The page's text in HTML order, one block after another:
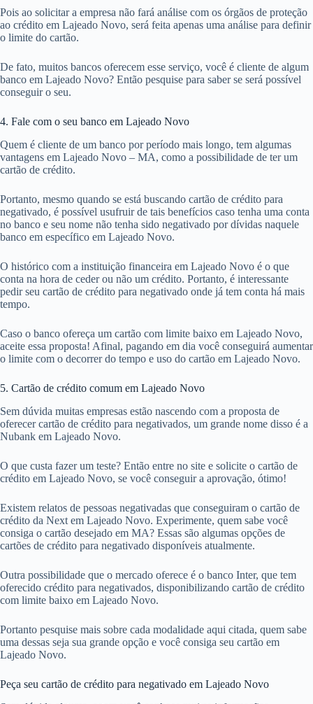
Pois ao solicitar a empresa não fará análise com os órgãos de proteção
ao crédito em Lajeado Novo, será feita apenas uma análise para definir
o limite do cartão.
De fato, muitos bancos oferecem esse serviço, você é cliente de algum
banco em Lajeado Novo? Então pesquise para saber se será possível
conseguir o seu.
4. Fale com o seu banco em Lajeado Novo
Quem é cliente de um banco por período mais longo, tem algumas
vantagens em Lajeado Novo – MA, como a possibilidade de ter um
cartão de crédito.
Portanto, mesmo quando se está buscando cartão de crédito para
negativado, é possível usufruir de tais benefícios caso tenha uma conta
no banco e seu nome não tenha sido negativado por dívidas naquele
banco em específico em Lajeado Novo.
O histórico com a instituição financeira em Lajeado Novo é o que
conta na hora de ceder ou não um crédito. Portanto, é interessante
pedir seu cartão de crédito para negativado onde já tem conta há mais
tempo.
Caso o banco ofereça um cartão com limite baixo em Lajeado Novo,
aceite essa proposta! Afinal, pagando em dia você conseguirá aumentar
o limite com o decorrer do tempo e uso do cartão em Lajeado Novo.
5. Cartão de crédito comum em Lajeado Novo
Sem dúvida muitas empresas estão nascendo com a proposta de
oferecer cartão de crédito para negativados, um grande nome disso é a
Nubank em Lajeado Novo.
O que custa fazer um teste? Então entre no site e solicite o cartão de
crédito em Lajeado Novo, se você conseguir a aprovação, ótimo!
Existem relatos de pessoas negativadas que conseguiram o cartão de
crédito da Next em Lajeado Novo. Experimente, quem sabe você
consiga o cartão desejado em MA? Essas são algumas opções de
cartões de crédito para negativado disponíveis atualmente.
Outra possibilidade que o mercado oferece é o banco Inter, que tem
oferecido crédito para negativados, disponibilizando cartão de crédito
com limite baixo em Lajeado Novo.
Portanto pesquise mais sobre cada modalidade aqui citada, quem sabe
uma dessas seja sua grande opção e você consiga seu cartão em
Lajeado Novo.
Peça seu cartão de crédito para negativado em Lajeado Novo